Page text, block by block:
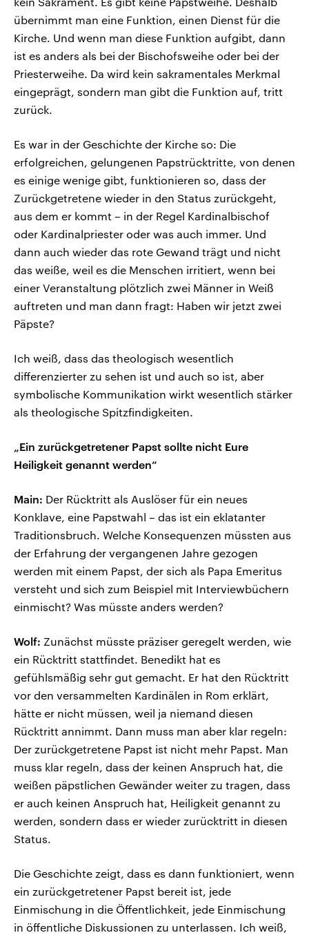
übernimmt man eine Funktion, einen Dienst für die
Kirche. Und wenn man diese Funktion aufgibt, dann
ist es anders als bei der Bischofsweihe oder bei der
Priesterweihe. Da wird kein sakramentales Merkmal
eingeprägt, sondern man gibt die Funktion auf, tritt
zurück.
Es war in der Geschichte der Kirche so: Die
erfolgreichen, gelungenen Papstrücktritte, von denen
es einige wenige gibt, funktionieren so, dass der
Zurückgetretene wieder in den Status zurückgeht,
aus dem er kommt – in der Regel Kardinalbischof
oder Kardinalpriester oder was auch immer. Und
dann auch wieder das rote Gewand trägt und nicht
das weiße, weil es die Menschen irritiert, wenn bei
einer Veranstaltung plötzlich zwei Männer in Weiß
auftreten und man dann fragt: Haben wir jetzt zwei
Päpste?
Ich weiß, dass das theologisch wesentlich
differenzierter zu sehen ist und auch so ist, aber
symbolische Kommunikation wirkt wesentlich stärker
als theologische Spitzfindigkeiten.
„Ein zurückgetretener Papst sollte nicht Eure
Heiligkeit genannt werden“
Main: Der Rücktritt als Auslöser für ein neues
Konklave, eine Papstwahl – das ist ein eklatanter
Traditionsbruch. Welche Konsequenzen müssten aus
der Erfahrung der vergangenen Jahre gezogen
werden mit einem Papst, der sich als Papa Emeritus
versteht und sich zum Beispiel mit Interviewbüchern
einmischt? Was müsste anders werden?
Wolf: Zunächst müsste präziser geregelt werden, wie
ein Rücktritt stattfindet. Benedikt hat es
gefühlsmäßig sehr gut gemacht. Er hat den Rücktritt
vor den versammelten Kardinälen in Rom erklärt,
hätte er nicht müssen, weil ja niemand diesen
Rücktritt annimmt. Dann muss man aber klar regeln:
Der zurückgetretene Papst ist nicht mehr Papst. Man
muss klar regeln, dass der keinen Anspruch hat, die
weißen päpstlichen Gewänder weiter zu tragen, dass
er auch keinen Anspruch hat, Heiligkeit genannt zu
werden, sondern dass er wieder zurücktritt in diesen
Status.
Die Geschichte zeigt, dass es dann funktioniert, wenn
ein zurückgetretener Papst bereit ist, jede
Einmischung in die Öffentlichkeit, jede Einmischung
in öffentliche Diskussionen zu unterlassen. Ich weiß,